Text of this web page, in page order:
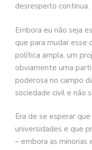
desrespeito continua.
Embora eu não seja
que para mudar esse
política ampla, um
obviamente uma
poderosa no campo
sociedade civil e não
Era de se esperar
universidades e que
– embora as minorias